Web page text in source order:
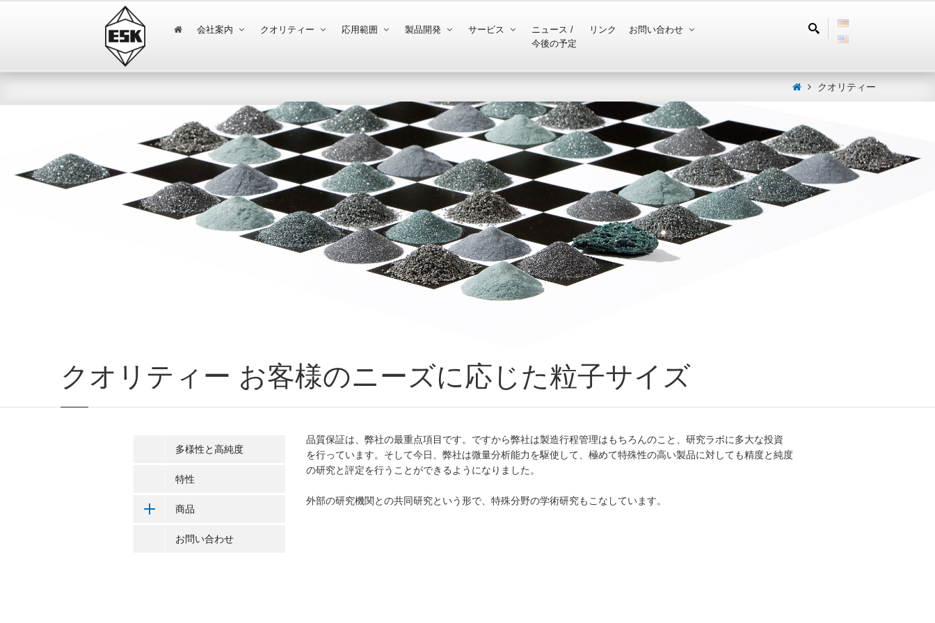
会社案内 クオリティー 応用範囲 製品開発 サービス
ニュース /
今後の予定
リンク お問い合わせ
クオリティー
クオリティー お客様のニーズに応じた粒子サイズ
品質保証は、弊社の最重点項目です。ですから弊社は製造行程管理はもちろんのこと、研究ラボに多大な投資
を行っています。そして今日、弊社は微量分析能力を駆使して、極めて特殊性の高い製品に対しても精度と純度
の研究と評定を行うことができるようになりました。
外部の研究機関との共同研究という形で、特殊分野の学術研究もこなしています。
多様性と高純度
特性
商品
お問い合わせ